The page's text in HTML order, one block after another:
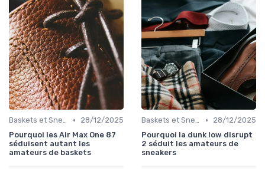
Baskets et Sneakers •
28/12/2025
Pourquoi les Air Max One 87
séduisent autant les
amateurs de baskets
Baskets et Sneakers •
28/12/2025
Pourquoi la dunk low disrupt
2 séduit les amateurs de
sneakers